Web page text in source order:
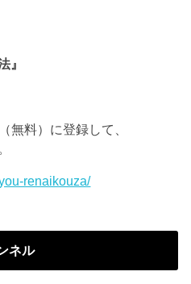
』
無料）に登録して、
renaikouza/
ネル